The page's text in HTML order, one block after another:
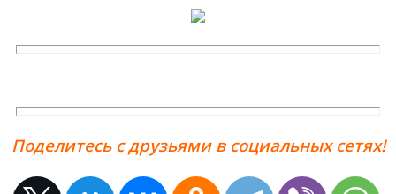
Поделитесь с друзьями в социальных сетях!